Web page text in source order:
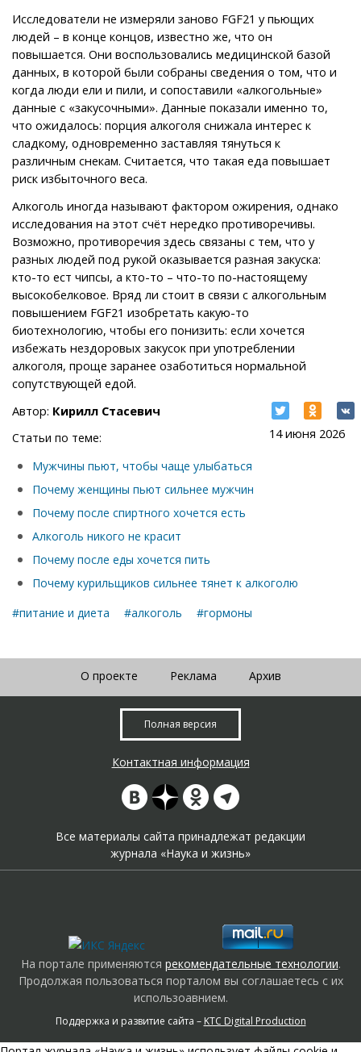
Исследователи не измеряли заново FGF21 у пьющих
людей – в конце концов, известно же, что он
повышается. Они воспользовались медицинской базой
данных, в которой были собраны сведения о том, что и
когда люди ели и пили, и сопоставили «алкогольные»
данные с «закусочными». Данные показали именно то,
что ожидалось: порция алкоголя снижала интерес к
сладкому, одновременно заставляя тянуться к
различным снекам. Считается, что такая еда повышает
риск избыточного веса.
Алкоголь иногда называют фактором ожирения, однако
исследования на этот счёт нередко противоречивы.
Возможно, противоречия здесь связаны с тем, что у
разных людей под рукой оказывается разная закуска:
кто-то ест чипсы, а кто-то – что-то по-настоящему
высокобелковое. Вряд ли стоит в связи с алкогольным
повышением FGF21 изобретать какую-то
биотехнологию, чтобы его понизить: если хочется
избежать нездоровых закусок при употреблении
алкоголя, проще заранее озаботиться нормальной
сопутствующей едой.
14 июня 2026
Автор: Кирилл Стасевич
Статьи по теме:
Мужчины пьют, чтобы чаще улыбаться
Почему женщины пьют сильнее мужчин
Почему после спиртного хочется есть
Алкоголь никого не красит
Почему после еды хочется пить
Почему курильщиков сильнее тянет к алкоголю
#питание и диета
#алкоголь #гормоны
О проекте Реклама Архив
Полная версия
Контактная информация
Все материалы сайта принадлежат редакции
журнала «Наука и жизнь»
На портале применяются рекомендательные технологии.
Продолжая пользоваться порталом вы соглашаетесь с их
использоавнием.
Поддержка и развитие сайта – KTC Digital Production